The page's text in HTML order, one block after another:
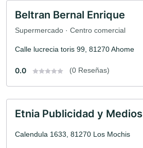
Beltran Bernal Enrique
Supermercado · Centro comercial
Calle lucrecia toris 99, 81270 Ahome
0.0 (0 Reseñas)
Etnia Publicidad y Medios
Calendula 1633, 81270 Los Mochis